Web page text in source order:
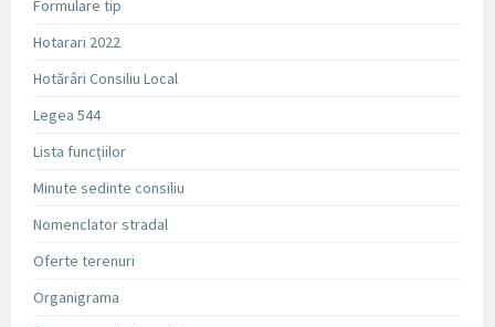
Formulare tip
Hotarari 2022
Hotărâri Consiliu Local
Legea 544
Lista funcțiilor
Minute sedinte consiliu
Nomenclator stradal
Oferte terenuri
Organigrama